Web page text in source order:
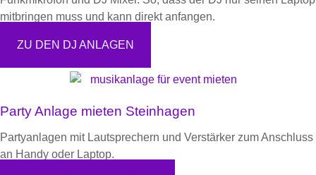
mitbringen muss und kann direkt anfangen.
ZU DEN DJ ANLAGEN
Party Anlage mieten Steinhagen
Partyanlagen mit Lautsprechern und Verstärker zum Anschluss
an Handy oder Laptop.